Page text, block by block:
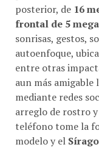
posterior, de 16
frontal de 5
sonrisas, gestos,
autoenfoque,
entre otras
aun más
mediante redes
arreglo de rostro
teléfono tome la
modelo y el